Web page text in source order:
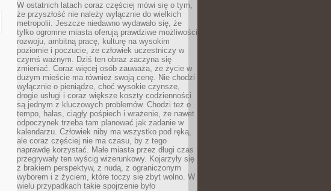
W ostatnich latach coraz częściej mówi się o tym,
że przyszłość nie należy wyłącznie do wielkich
metropolii. Jeszcze niedawno wydawało się, że
tylko ogromne miasta oferują prawdziwe możliwości
rozwoju, ambitną pracę, kulturę na wysokim
poziomie i poczucie, że człowiek uczestniczy w
czymś ważnym. Dziś ten obraz zaczyna się
zmieniać. Coraz więcej osób zauważa, że życie w
dużym mieście ma również swoją cenę. Nie chodzi
wyłącznie o pieniądze, choć wysokie czynsze,
drogie usługi i coraz większe koszty codzienności
są jednym z kluczowych problemów. Chodzi też o
tempo, hałas, ciągły pośpiech i wrażenie, że nawet
odpoczynek trzeba tam planować jak zadanie w
kalendarzu. Człowiek niby ma wszystko pod ręką,
ale coraz częściej nie ma czasu, by z tego
naprawdę korzystać. Małe miasta przez długi czas
przegrywały ten wyścig wizerunkowy. Kojarzyły się
z brakiem perspektyw, z nudą, z ograniczonym
wyborem i z życiem, które toczy się zbyt wolno. W
wielu przypadkach takie spojrzenie było